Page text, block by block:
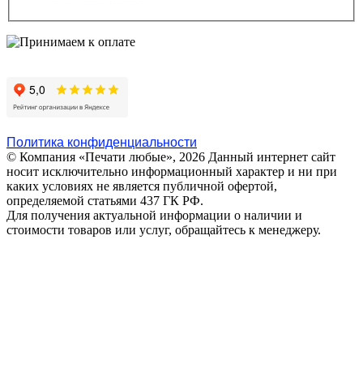
Политика конфиденциальности
© Компания «Печати любые», 2026 Данный интернет сайт
носит исключительно информационный характер и ни при
каких условиях не является публичной офертой,
определяемой статьями 437 ГК РФ.
Для получения актуальной информации о наличии и
стоимости товаров или услуг, обращайтесь к менеджеру.